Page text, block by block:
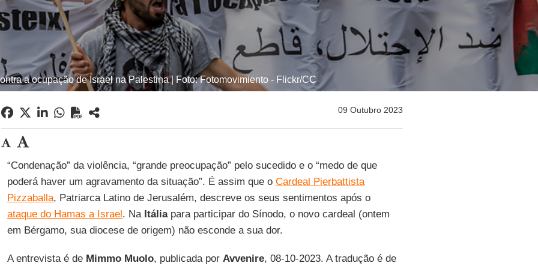
a ocupação de Israel na Palestina | Foto: Fotomovimiento - Flickr/CC
09 Outubro 2023
“Condenação” da violência, “grande preocupação” pelo sucedido e o “medo de que
poderá haver um agravamento da situação”. É assim que o Cardeal Pierbattista
Pizzaballa, Patriarca Latino de Jerusalém, descreve os seus sentimentos após o
ataque do Hamas a Israel. Na Itáliapara participar do Sínodo, o novo cardeal (ontem
em Bérgamo, sua diocese de origem) não esconde a sua dor.
A entrevista é de Mimmo Muolo, publicada por Avvenire, 08-10-2023. A tradução é de